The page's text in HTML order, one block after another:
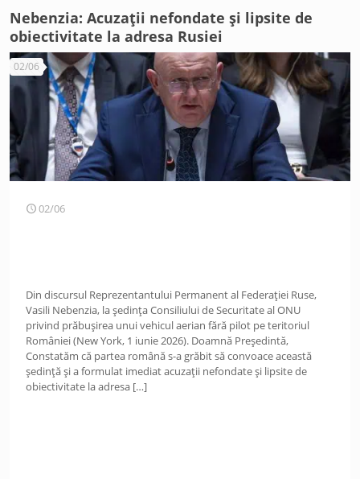
Nebenzia: Acuzații nefondate și lipsite de
obiectivitate la adresa Rusiei
02/06
02/06
Din discursul Reprezentantului Permanent al Federației Ruse,
Vasili Nebenzia, la ședința Consiliului de Securitate al ONU
privind prăbușirea unui vehicul aerian fără pilot pe teritoriul
României (New York, 1 iunie 2026). Doamnă Președintă,
Constatăm că partea română s-a grăbit să convoace această
ședință și a formulat imediat acuzații nefondate și lipsite de
obiectivitate la adresa […]